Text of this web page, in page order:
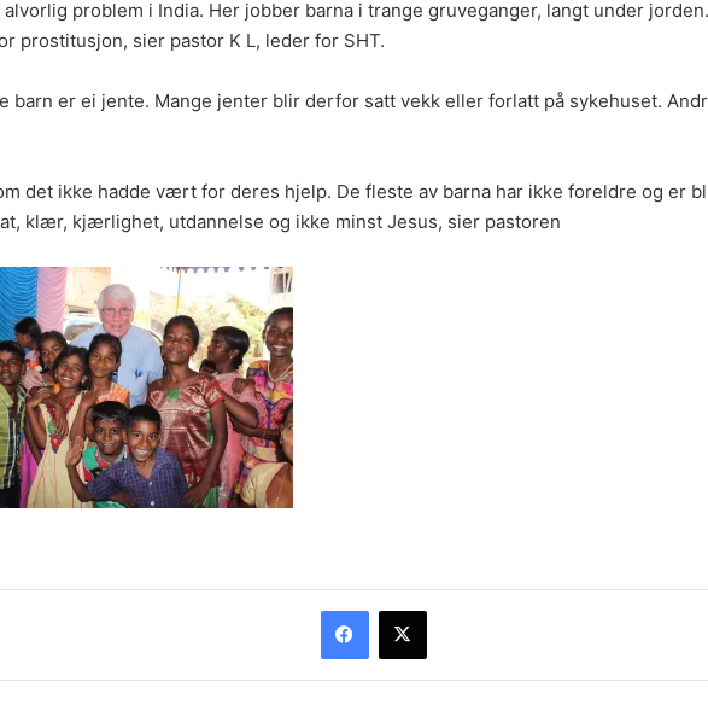
problem i India. Her jobber barna i trange gruveganger, langt under
prostitusjon, sier pastor K L, leder for SHT.
barn er ei jente. Mange jenter blir derfor satt vekk eller forlatt på sykehuset.
det ikke hadde vært for deres hjelp. De fleste av barna har ikke foreldre og er
klær, kjærlighet, utdannelse og ikke minst Jesus, sier pastoren
Facebook X